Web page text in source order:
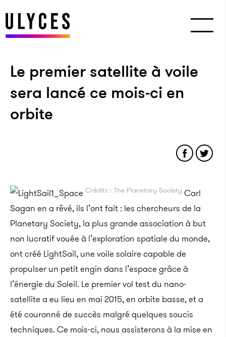
Le premier satellite à voile
sera lancé ce mois-ci en
orbite
Crédits : The Planetary Society Carl
Sagan en a rêvé, ils l’ont fait : les chercheurs de la
Planetary Society, la plus grande association à but
non lucratif vouée à l’exploration spatiale du monde,
ont créé LightSail, une voile solaire capable de
propulser un petit engin dans l’espace grâce à
l’énergie du Soleil. Le premier vol test du nano-
satellite a eu lieu en mai 2015, en orbite basse, et a
été couronné de succès malgré quelques soucis
techniques. Ce mois-ci, nous assisterons à la mise en